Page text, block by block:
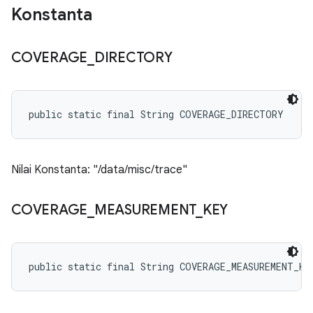
Konstanta
COVERAGE DIRECTORY
public static final String COVERAGE_DIRECTORY
Nilai Konstanta: "/data/misc/trace"
COVERAGE MEASUREMENT_ KEY
public static final String